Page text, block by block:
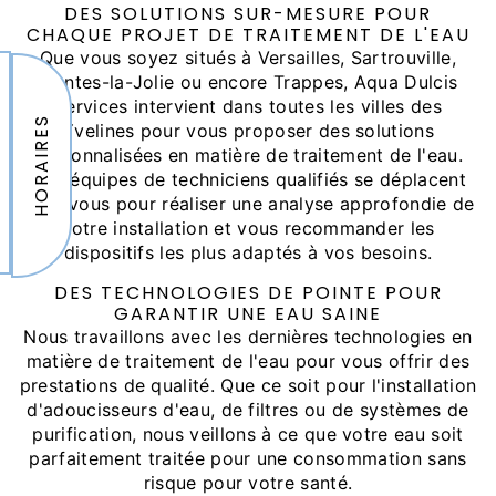
DES SOLUTIONS SUR-MESURE POUR
CHAQUE PROJET DE TRAITEMENT DE L'EAU
Que vous soyez situés à Versailles, Sartrouville,
Mantes-la-Jolie ou encore Trappes, Aqua Dulcis
Services intervient dans toutes les villes des
Yvelines pour vous proposer des solutions
personnalisées en matière de traitement de l'eau.
Nos équipes de techniciens qualifiés se déplacent
chez vous pour réaliser une analyse approfondie de
votre installation et vous recommander les
dispositifs les plus adaptés à vos besoins.
DES TECHNOLOGIES DE POINTE POUR
GARANTIR UNE EAU SAINE
Nous travaillons avec les dernières technologies en
matière de traitement de l'eau pour vous offrir des
prestations de qualité. Que ce soit pour l'installation
d'adoucisseurs d'eau, de filtres ou de systèmes de
purification, nous veillons à ce que votre eau soit
parfaitement traitée pour une consommation sans
risque pour votre santé.
HORAIRES